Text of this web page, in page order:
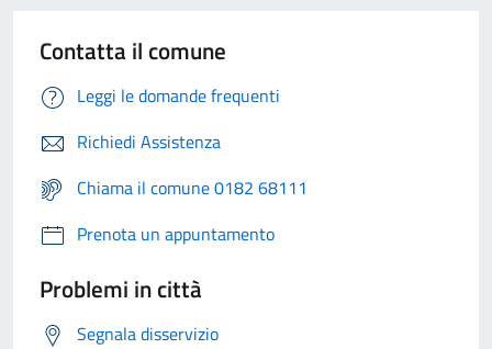
Contatta il comune
Leggi le domande frequenti
Richiedi Assistenza
Chiama il comune 0182 68111
Prenota un appuntamento
Problemi in città
Segnala disservizio